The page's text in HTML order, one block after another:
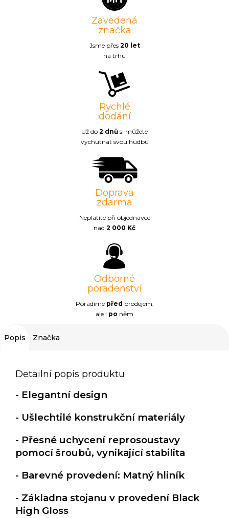
Zavedená
značka
Jsme přes 20 let
na trhu
Rychlé
dodání
Už do 2 dnů si můžete
vychutnat svou hudbu
Doprava
zdarma
Neplatíte při objednávce
nad 2 000 Kč
Odborné
poradenství
Poradíme před prodejem,
ale i po něm
Popis Značka
Detailní popis produktu
- Elegantní design
- Ušlechtilé konstrukční materiály
- Přesné uchycení reprosoustavy
pomocí šroubů, vynikající stabilita
- Barevné provedení: Matný hliník
- Základna stojanu v provedení Black
High Gloss